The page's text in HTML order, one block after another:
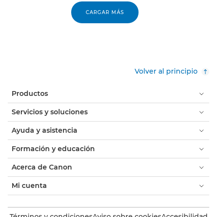
CARGAR MÁS
Volver al principio
Productos
Servicios y soluciones
Ayuda y asistencia
Formación y educación
Acerca de Canon
Mi cuenta